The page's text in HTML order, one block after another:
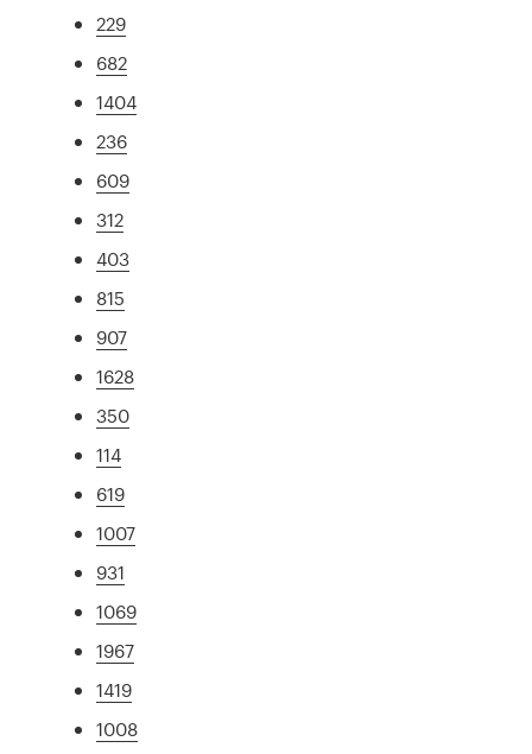
229
682
1404
236
609
312
403
815
907
1628
350
114
619
1007
931
1069
1967
1419
1008